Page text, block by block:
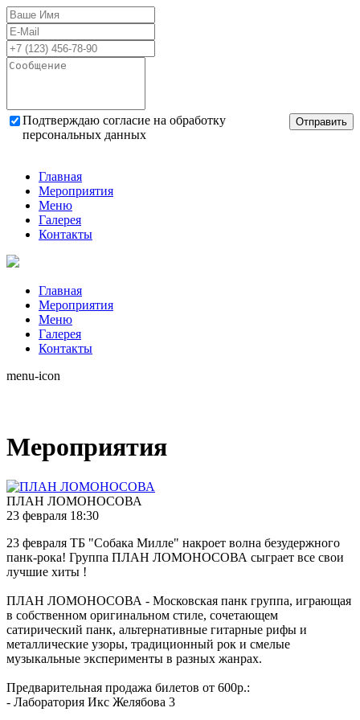
Подтверждаю согласие на обработку
персональных данных
Отправить
Главная
Мероприятия
Меню
Галерея
Контакты
Главная
Мероприятия
Меню
Галерея
Контакты
menu-icon
Мероприятия
ПЛАН ЛОМОНОСОВА
23 февраля 18:30
23 февраля ТБ "Собака Милле" накроет волна безудержного
панк-рока! Группа ПЛАН ЛОМОНОСОВА сыграет все свои
лучшие хиты !
ПЛАН ЛОМОНОСОВА - Московская панк группа, играющая
в собственном оригинальном стиле, сочетающем
сатирический панк, альтернативные гитарные рифы и
металлические узоры, традиционный рок и смелые
музыкальные эксперименты в разных жанрах.
Предварительная продажа билетов от 600р.:
- Лаборатория Икс Желябова 3